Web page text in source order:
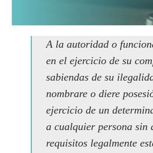
A la autoridad o
en el ejercicio de su
sabiendas de su
nombrare o diere
ejercicio de un
a cualquier persona sin
requisitos legalmente